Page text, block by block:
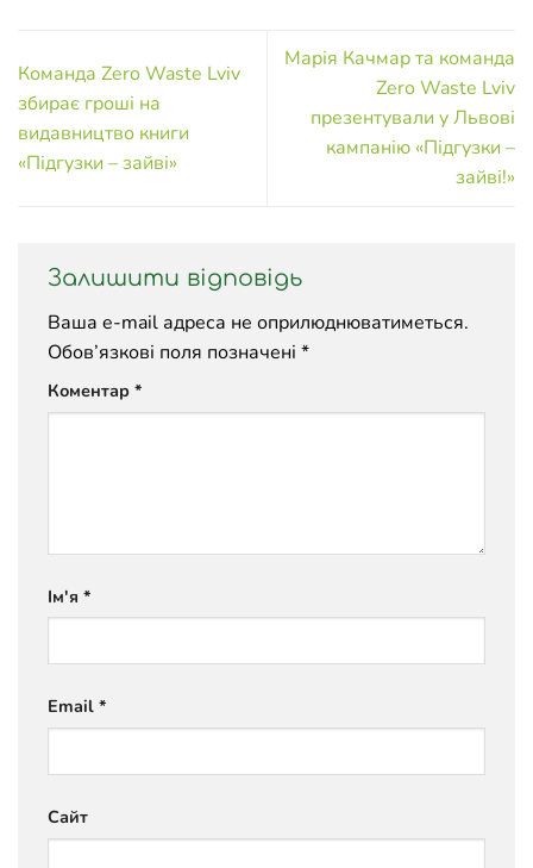
Команда Zero Waste Lviv
збирає гроші на
видавництво книги
«Підгузки – зайві»
Марія Качмар та команда
Zero Waste Lviv
презентували у Львові
кампанію «Підгузки –
зайві!»
Залишити відповідь
Ваша e-mail адреса не оприлюднюватиметься.
Обов’язкові поля позначені *
Коментар *
Ім'я *
Email *
Сайт